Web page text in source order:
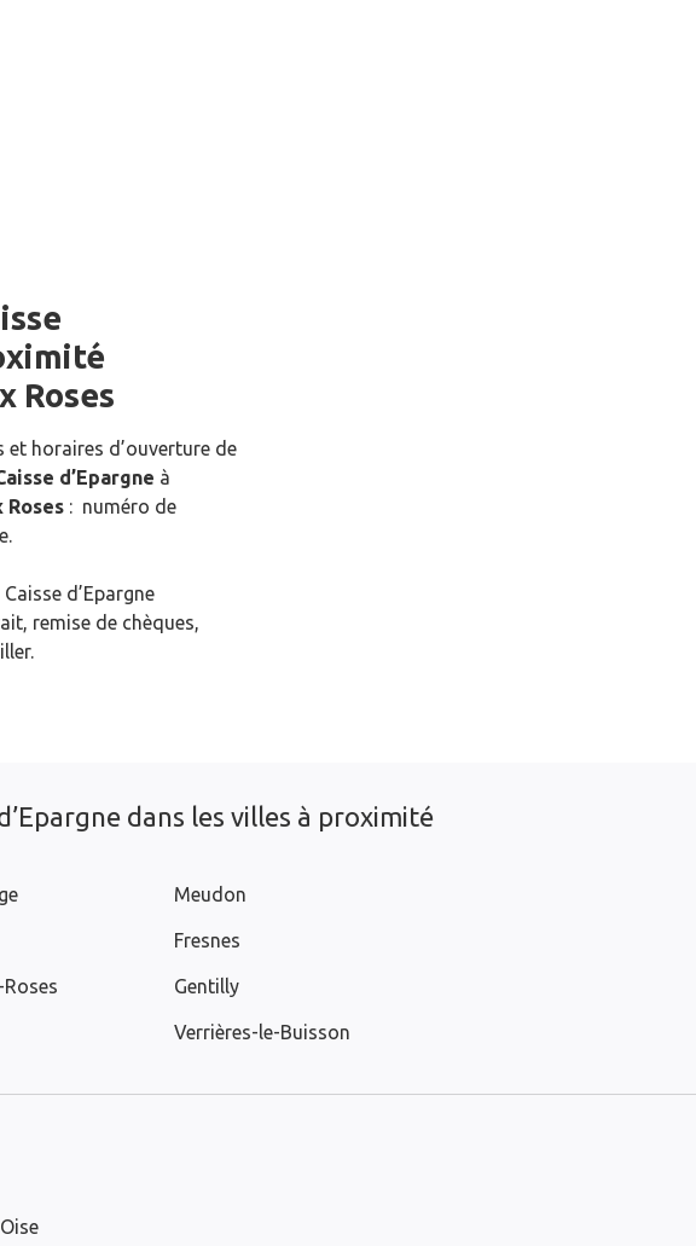
Roses
et horaires d’ouverture de
d’Epargne à
Roses : numéro de
d’Epargne
remise de chèques,
dans les villes à proximité
Meudon
Fresnes
Gentilly
Verrières-le-Buisson